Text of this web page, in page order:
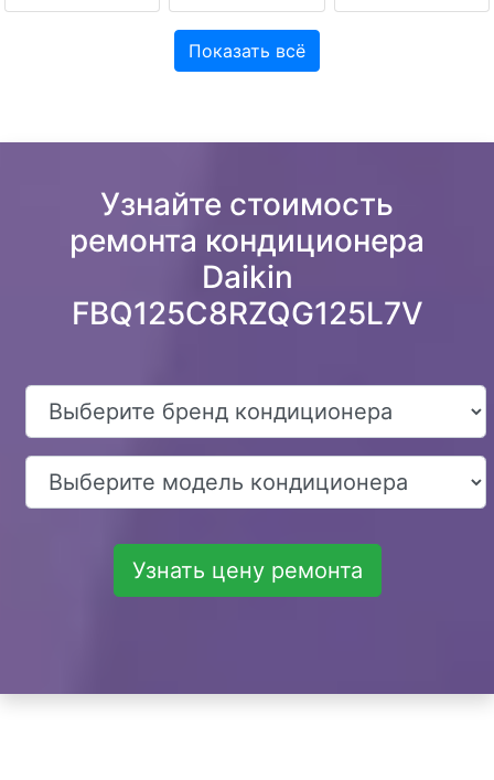
Показать всё
Узнайте стоимость
ремонта кондиционера
Daikin
FBQ125C8RZQG125L7V
Узнать цену ремонта